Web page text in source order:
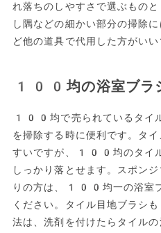
れ落ちのしやすさで選ぶもの
し隅などの細かい部分の掃除
ど他の道具で代用した方がいい
100均の浴室ブラ
100均で売られているタイ
を掃除する時に便利です。タ
すいですが、100均のタイル
しっかり落とせます。スポン
りの方は、100均一の浴室ブ
ください。タイル目地ブラ
法は、洗剤を付けたらタイル